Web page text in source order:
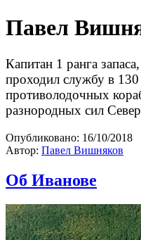
Павел
Капитан 1 ранга
проходил службу в
противолодочных
разнородных сил
Опубликовано: 16/10/2018
Автор: Павел Вишняков
Об Иванове